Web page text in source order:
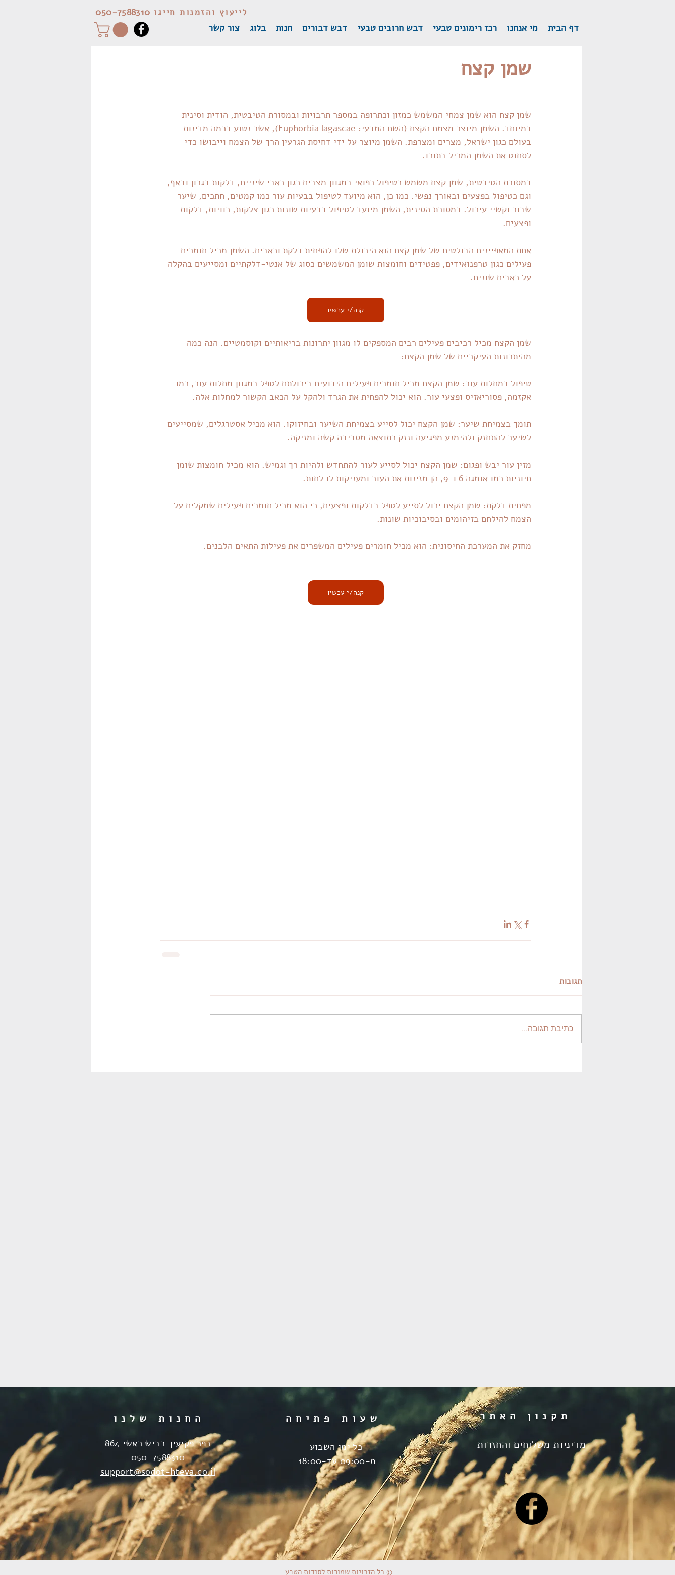
דף הבית מי אנחנו רכז רימונים טבעי דבש חרובים טבעי דבש דבורים חנות בלוג צור קשר
לייעוץ והזמנות חייגו 050-7588310
שמן קצח
שמן קצח הוא שמן צמחי המשמש כמזון וכתרופה במספר תרבויות ובמסורת הטיבטית, הודית וסינית
במיוחד. השמן מיוצר מצמח הקצח (השם המדעי: Euphorbia lagascae), אשר נטוע בכמה מדינות
בעולם כגון ישראל, מצרים ומצרפת. השמן מיוצר על ידי דחיסת הגרעין הרך של הצמח וייבושו כדי
לסחוט את השמן המכיל בתוכו.
במסורת הטיבטית, שמן קצח משמש כטיפול רפואי במגוון מצבים כגון כאבי שיניים, דלקות בגרון ובאף,
וגם כטיפול בפצעים ובאורך נפשי. כמו כן, הוא מיועד לטיפול בבעיות עור כמו קמטים, חתכים, שיער
שבור וקשיי עיכול. במסורת הסינית, השמן מיועד לטיפול בבעיות שונות כגון צלקות, כוויות, דלקות
ופצעים.
אחת המאפיינים הבולטים של שמן קצח הוא היכולת שלו להפחית דלקת וכאבים. השמן מכיל חומרים
פעילים כגון טרפנואידים, פפטידים וחומצות שומן המשמשים כסוג של אנטי-דלקתיים ומסייעים בהקלה
על כאבים שונים.
קנה/י עכשיו
שמן הקצח מכיל רכיבים פעילים רבים המספקים לו מגוון יתרונות בריאותיים וקוסמטיים. הנה כמה
מהיתרונות העיקריים של שמן הקצח:
טיפול במחלות עור: שמן הקצח מכיל חומרים פעילים הידועים ביכולתם לטפל במגוון מחלות עור, כמו
אקזמה, פסוריאזיס ופצעי עור. הוא יכול להפחית את הגרד ולהקל על הכאב הקשור למחלות אלה.
תומך בצמיחת שיער: שמן הקצח יכול לסייע בצמיחת השיער ובחיזוקו. הוא מכיל אסטרגלים, שמסייעים
לשיער להתחזק ולהימנע מפגיעה ונזק כתוצאה מסביבה קשה ומזיקה.
מזין עור יבש ופגום: שמן הקצח יכול לסייע לעור להתחדש ולהיות רך וגמיש. הוא מכיל חומצות שומן
חיוניות כמו אומגה 6 ו-9, הן מזינות את העור ומעניקות לו לחות.
מפחית דלקת: שמן הקצח יכול לסייע לטפל בדלקות ופצעים, כי הוא מכיל חומרים פעילים שמקלים על
הצמח להילחם בזיהומים ובסיבוכיות שונות.
מחזק את המערכת החיסונית: הוא מכיל חומרים פעילים המשפרים את פעילות התאים הלבנים.
קנה/י עכשיו
תגובות
כתיבת תגובה...
החנות שלנו
כפר פקיעין-כביש ראשי 864
050-7588310
support@sodot-hteva.co.il
כל ימי השבוע
מ-09:00 עד-18:00
תקנון האתר
מדיניות משלוחים והחזרות
כל הזכויות שמורות לסודות הטבע ©